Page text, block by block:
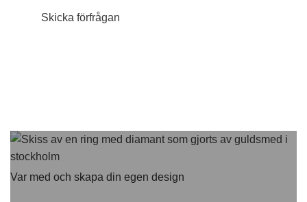
Skicka förfrågan
Var med och skapa din egen design